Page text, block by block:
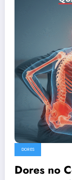
DORES
Dores no